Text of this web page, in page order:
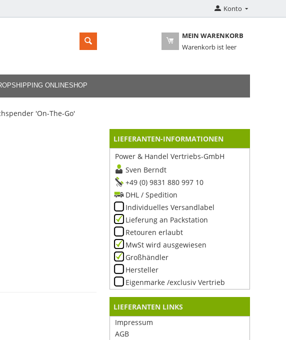
Konto
MEIN WARENKORB
Warenkorb ist leer
ONLINESHOP
'On-The-Go'
LIEFERANTEN-INFORMATIONEN
Power & Handel Vertriebs-GmbH
Sven Berndt
+49 (0) 9831 880 997 10
DHL / Spedition
Individuelles Versandlabel
Lieferung an Packstation
Retouren erlaubt
MwSt wird ausgewiesen
Großhändler
Hersteller
Eigenmarke /exclusiv Vertrieb
LIEFERANTEN LINKS
Impressum
AGB